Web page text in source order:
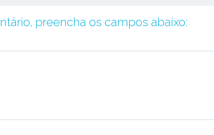
preencha os campos abaixo: